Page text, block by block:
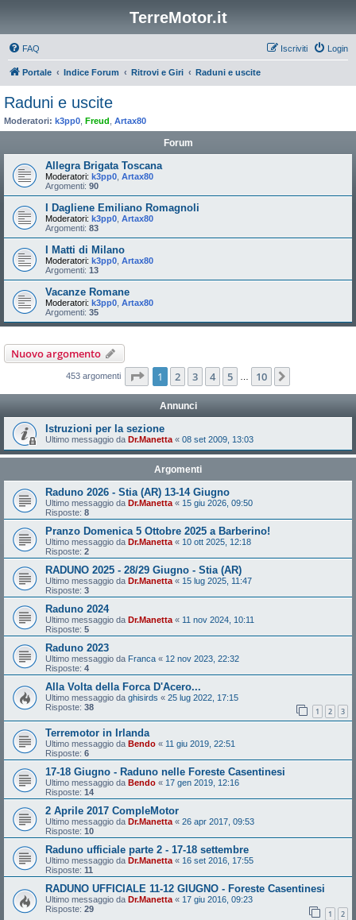
TerreMotor.it
FAQ Login
Iscriviti
Portale Indice Forum Ritrovi e Giri Raduni e uscite
Raduni e uscite
Moderatori: k3pp0 Freud Artax80
Forum
Allegra Brigata Toscana
Moderatori: k3pp0 Artax80
Argomenti: 90
I Dagliene Emiliano Romagnoli
Moderatori: k3pp0 Artax80
Argomenti: 83
I Matti di Milano
Moderatori: k3pp0 Artax80
Argomenti: 13
Vacanze Romane
Moderatori: k3pp0 Artax80
Argomenti: 35
Nuovo argomento
453 argomenti Pagina di 10
1 2 3 4 5 10
Annunci
Istruzioni per la sezione
Ultimo messaggio da Dr.Manetta « 08 set 2009, 13:03
Argomenti
Raduno 2026 - Stia (AR) 13-14 Giugno
Ultimo messaggio da Dr.Manetta « 15 giu 2026, 09:50
Risposte: 8
Pranzo Domenica 5 Ottobre 2025 a Barberino!
Ultimo messaggio da Dr.Manetta « 10 ott 2025, 12:18
Risposte: 2
RADUNO 2025 - 28/29 Giugno - Stia (AR)
Ultimo messaggio da Dr.Manetta « 15 lug 2025, 11:47
Risposte: 3
Raduno 2024
Ultimo messaggio da Dr.Manetta « 11 nov 2024, 10:11
Risposte: 5
Raduno 2023
Ultimo messaggio da Franca « 12 nov 2023, 22:32
Risposte: 4
Alla Volta della Forca D'Acero...
Ultimo messaggio da ghisirds « 25 lug 2022, 17:15
Risposte: 38 1 2 3
Terremotor in Irlanda
Ultimo messaggio da Bendo « 11 giu 2019, 22:51
Risposte: 6
17-18 Giugno - Raduno nelle Foreste Casentinesi
Ultimo messaggio da Bendo « 17 gen 2019, 12:16
Risposte: 14
2 Aprile 2017 CompleMotor
Ultimo messaggio da Dr.Manetta « 26 apr 2017, 09:53
Risposte: 10
Raduno ufficiale parte 2 - 17-18 settembre
Ultimo messaggio da Dr.Manetta « 16 set 2016, 17:55
Risposte: 11
RADUNO UFFICIALE 11-12 GIUGNO - Foreste Casentinesi
Ultimo messaggio da Dr.Manetta « 17 giu 2016, 09:23
Risposte: 29 1 2